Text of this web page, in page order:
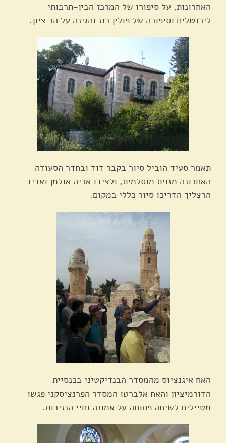
האחרונות, על סיפורו של המרכז הבין-תרבותי
לירושלים וסיפורה של פולין רוז והגינה על הר ציון.
תאמר סעיד הוביל סיור בקבר דוד ובחדר הסעודה
האחרונה מזוית מוסלמית, ולצידו אריה אולמן ואביב
הרצליך הדריכו סיור כללי במקום.
האח איגנציוס מהמסדר הבנדיקטיני בכנסיית
הדורמיציון והאח אלברטו המסדר הפרנציסקני פגשו
מטיילים לשיחה פתוחה על אמונה וחיי הנזירות.